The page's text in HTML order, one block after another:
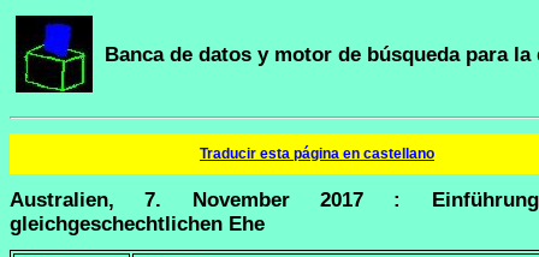
Banca de datos y motor de búsqueda para
Traducir esta página en castellano
Australien, 7. November 2017 :
gleichgeschechtlichen Ehe